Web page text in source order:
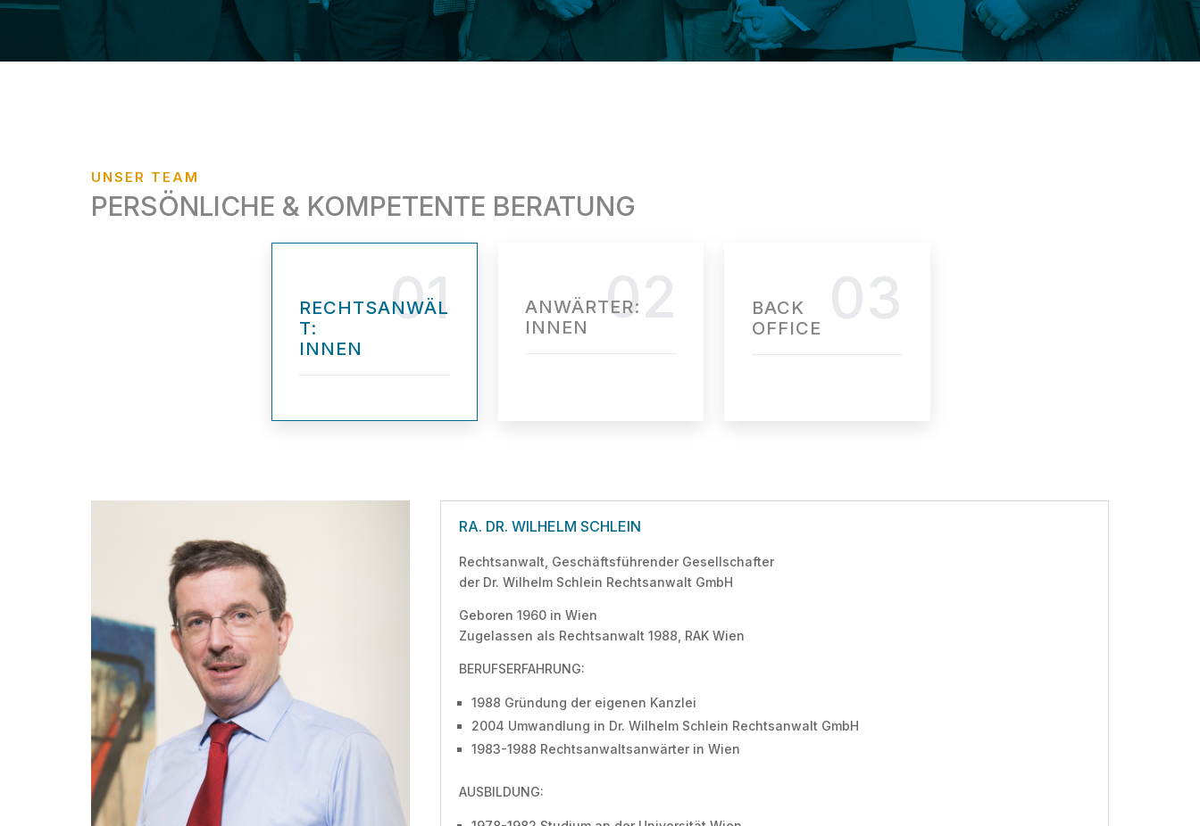
UNSER TEAM
PERSÖNLICHE & KOMPETENTE BERATUNG
01
RECHTSANWÄL
T:
INNEN
02
ANWÄRTER:
INNEN
03
BACK
OFFICE
RA. DR. WILHELM SCHLEIN
Rechtsanwalt, Geschäftsführender Gesellschafter
der Dr. Wilhelm Schlein Rechtsanwalt GmbH
Geboren 1960 in Wien
Zugelassen als Rechtsanwalt 1988, RAK Wien
BERUFSERFAHRUNG:
1988 Gründung der eigenen Kanzlei
2004 Umwandlung in Dr. Wilhelm Schlein Rechtsanwalt GmbH
1983-1988 Rechtsanwaltsanwärter in Wien
AUSBILDUNG: